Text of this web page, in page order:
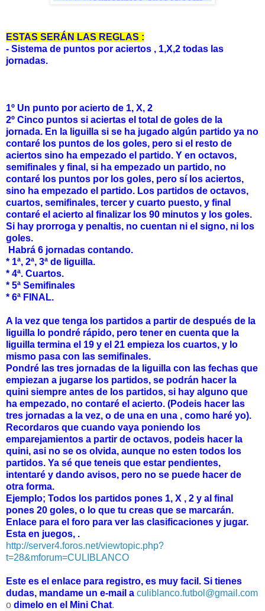
ESTAS SERÁN LAS REGLAS :
- Sistema de puntos por aciertos , 1,X,2 todas las
jornadas.
1º Un punto por acierto de 1, X, 2
2º Cinco puntos si aciertas el total de goles de la
jornada. En la liguilla si se ha jugado algún partido ya no
contaré los puntos de los goles, pero si el resto de
aciertos sino ha empezado el partido. Y en octavos,
semifinales y final, si ha empezado un partido, no
contaré los puntos por los goles, pero sí los aciertos,
sino ha empezado el partido. Los partidos de octavos,
cuartos, semifinales, tercer y cuarto puesto, y final
contaré el acierto al finalizar los 90 minutos y los goles.
Si hay prorroga y penaltis, no cuentan ni el signo, ni los
goles.
Habrá 6 jornadas contando.
* 1ª, 2ª, 3ª de liguilla.
* 4ª. Cuartos.
* 5ª Semifinales
* 6ª FINAL.
A la vez que tenga los partidos a partir de después de la
liguilla lo pondré rápido, pero tener en cuenta que la
liguilla termina el 19 y el 21 empieza los cuartos, y lo
mismo pasa con las semifinales.
Pondré las tres jornadas de la liguilla con las fechas que
empiezan a jugarse los partidos, se podrán hacer la
quini siempre antes de los partidos, si hay alguno que
ha empezado, no contaré el acierto. (Podeis hacer las
tres jornadas a la vez, o de una en una , como haré yo).
Recordaros que cuando vaya poniendo los
emparejamientos a partir de octavos, podeis hacer la
quini, asi no se os olvida, aunque no esten todos los
partidos. Ya sé que teneis que estar pendientes,
intentaré y dando avisos, pero no se puede hacer de
otra forma.
Ejemplo; Todos los partidos pones 1, X , 2 y al final
pones 20 goles, o lo que tu creas que se marcarán.
Enlace para el foro para ver las clasificaciones y jugar.
Esta en juegos, .
http://server4.foros.net/viewtopic.php?
t=28&mforum=CULIBLANCO
Este es el enlace para registro, es muy facil. Si tienes
dudas, mandame un e-mail a culiblanco.futbol@gmail.com
o dimelo en el Mini Chat.